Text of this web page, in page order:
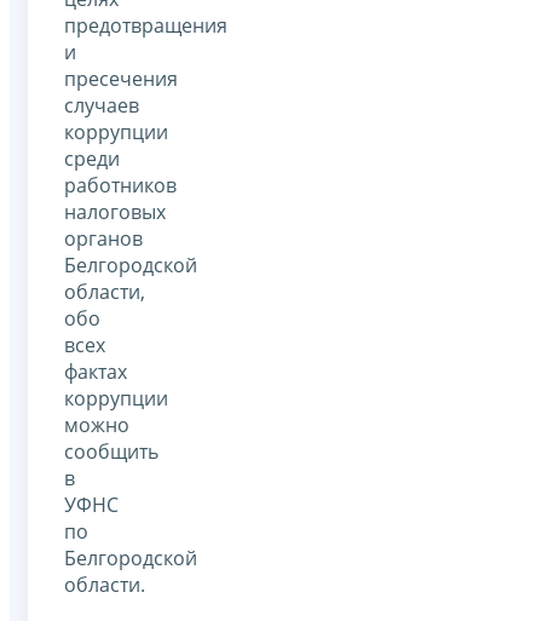
предотвращения
и
пресечения
случаев
коррупции
среди
работников
налоговых
органов
Белгородской
области,
обо
всех
фактах
коррупции
можно
сообщить
в
УФНС
по
Белгородской
области.